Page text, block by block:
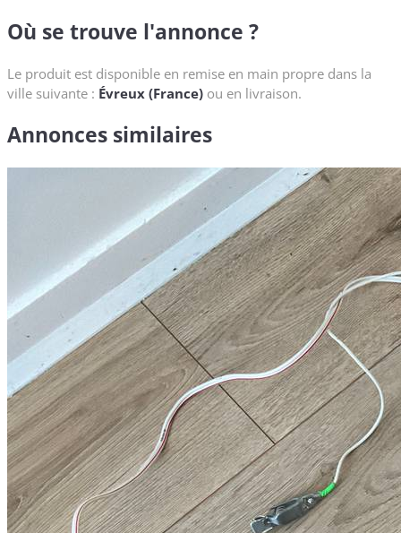
Où se trouve l'annonce ?
Le produit est disponible en remise en main propre dans la
ville suivante : Évreux (France) ou en livraison.
Annonces similaires